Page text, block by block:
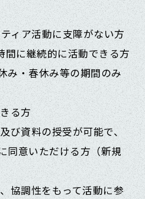
ィア活動に支障がない方
に継続的に活動できる方
・春休み等の期間のみ
る方
び資料の授受が可能で、
同意いただける方（新規
協調性をもって活動に参